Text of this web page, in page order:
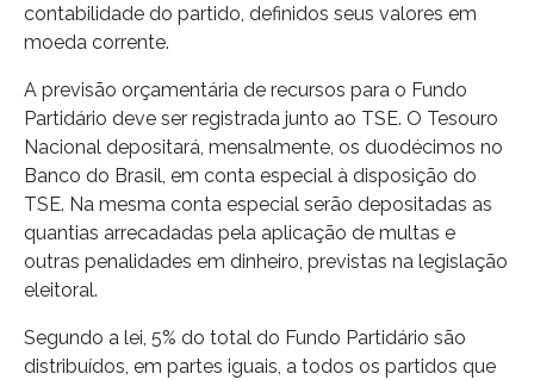
contabilidade do partido, definidos seus valores em
moeda corrente.
A previsão orçamentária de recursos para o Fundo
Partidário deve ser registrada junto ao TSE. O Tesouro
Nacional depositará, mensalmente, os duodécimos no
Banco do Brasil, em conta especial à disposição do
TSE. Na mesma conta especial serão depositadas as
quantias arrecadadas pela aplicação de multas e
outras penalidades em dinheiro, previstas na legislação
eleitoral.
Segundo a lei, 5% do total do Fundo Partidário são
distribuídos, em partes iguais, a todos os partidos que